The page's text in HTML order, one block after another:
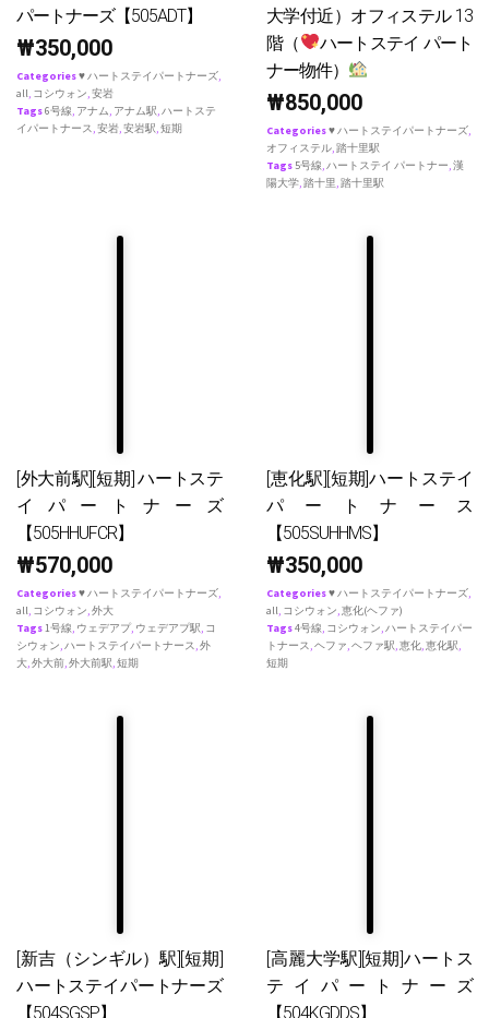
パートナーズ【505ADT】
₩350,000
Categories♥ ハートステイパートナーズ,
all, コシウォン,安岩
Tags6号線, アナム, アナム駅,ハートステ
イパートナース,安岩,安岩駅,短期
大学付近）オフィステル 13
階（
ハートステイ パート
ナー物件）
₩850,000
Categories♥ ハートステイパートナーズ,
オフィステル,踏十里駅
Tags 5号線,ハートステイ パートナー,漢
陽大学,踏十里,踏十里駅
[外大前駅][短期] ハートステ
イパートナーズ
【505HHUFCR】
₩570,000
Categories♥ ハートステイパートナーズ,
all, コシウォン,外大
Tags1号線, ウェデアプ, ウェデアプ駅, コ
シウォン,ハートステイパートナース,外
大,外大前,外大前駅,短期
[恵化駅][短期]ハートステイ
パートナース
【505SUHHMS】
₩350,000
Categories♥ ハートステイパートナーズ,
all, コシウォン,恵化(ヘファ)
Tags4号線, コシウォン,ハートステイパー
トナース,ヘファ,ヘファ駅,恵化,恵化駅,
短期
[新吉（シンギル）駅][短期]
ハートステイパートナーズ
【504SGSP】
[高麗大学駅][短期]ハートス
テイパートナーズ
【504KGDDS】